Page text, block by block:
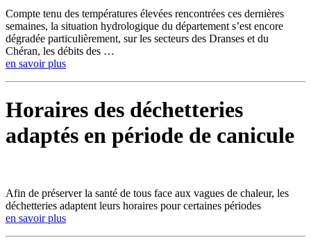
Compte tenu des températures élevées rencontrées ces dernières
semaines, la situation hydrologique du département s’est encore
dégradée particulièrement, sur les secteurs des Dranses et du
Chéran, les débits des …
en savoir plus
Horaires des déchetteries
adaptés en période de canicule
Afin de préserver la santé de tous face aux vagues de chaleur, les
déchetteries adaptent leurs horaires pour certaines périodes
en savoir plus